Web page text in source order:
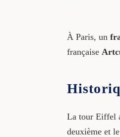
À Paris, un
française
La tour Eiffel
deuxième et